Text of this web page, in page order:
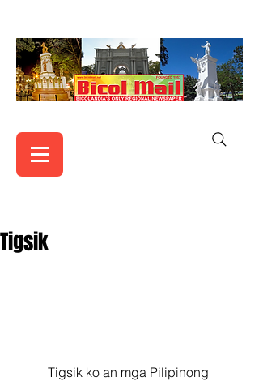
Tigsik
Tigsik ko an mga Pilipinong